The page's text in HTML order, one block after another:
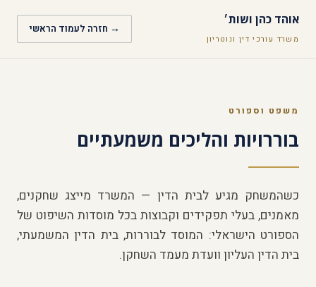
אוהד כהן ושות׳
משרד עורכי דין ונוטריון
→ חזרה לעמוד הראשי
משפט וספורט
בוררויות והליכים משמעתיים
כשהמשחק מגיע לבית הדין — המשרד מייצג שחקנים,
מאמנים, בעלי תפקידים וקבוצות בכל מוסדות השיפוט של
הספורט הישראלי: המוסד לבוררות, בית הדין המשמעתי,
בית הדין העליון וועדת מעמד השחקן.